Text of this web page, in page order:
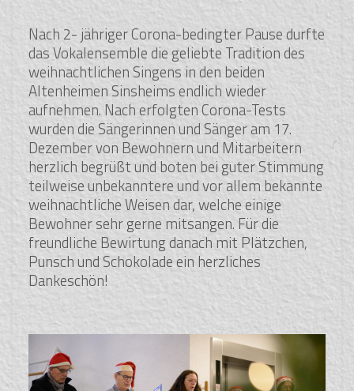
Nach 2- jähriger Corona-bedingter Pause durfte
das Vokalensemble die geliebte Tradition des
weihnachtlichen Singens in den beiden
Altenheimen Sinsheims endlich wieder
aufnehmen. Nach erfolgten Corona-Tests
wurden die Sängerinnen und Sänger am 17.
Dezember von Bewohnern und Mitarbeitern
herzlich begrüßt und boten bei guter Stimmung
teilweise unbekanntere und vor allem bekannte
weihnachtliche Weisen dar, welche einige
Bewohner sehr gerne mitsangen. Für die
freundliche Bewirtung danach mit Plätzchen,
Punsch und Schokolade ein herzliches
Dankeschön!